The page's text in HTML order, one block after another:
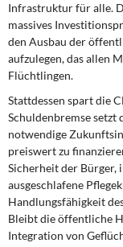
Institut
Rosa-
Über mich
Kontakt
Infrastruktur für alle.
massives
den Ausbau der
aufzulegen, das allen
Flüchtlingen.
Stattdessen spart die
Schuldenbremse setzt
notwendige
preiswert zu
Sicherheit der Bürger,
ausgeschlafene
Handlungsfähigkeit
Bleibt die öffentliche
Integration von